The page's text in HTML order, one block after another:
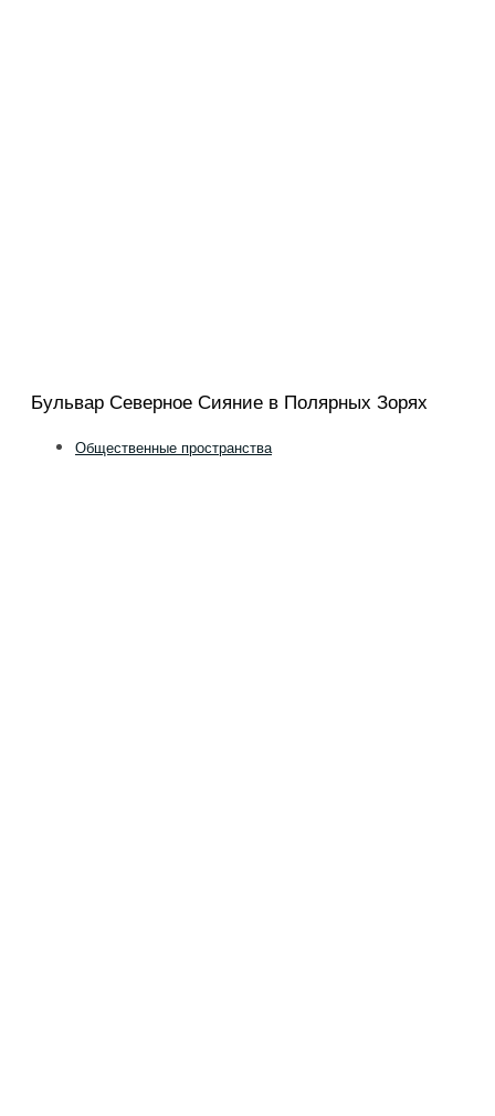
Бульвар Северное Сияние в Полярных Зорях
Общественные пространства